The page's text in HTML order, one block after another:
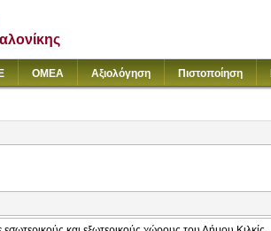
ΟΜΕΑ Αξιολόγηση Πιστοποίηση